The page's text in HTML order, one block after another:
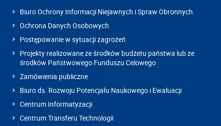
Biuro Ochrony Informacji Niejawnych i Spraw Obronnych
Ochrona Danych Osobowych
Postępowanie w sytuacji zagrożeń
Projekty realizowane ze środków budżetu państwa lub ze
środków Państwowego Funduszu Celowego
Zamówienia publiczne
Biuro ds. Rozwoju Potencjału Naukowego i Ewaluacji
Centrum Informatyzacji
Centrum Transferu Technologii